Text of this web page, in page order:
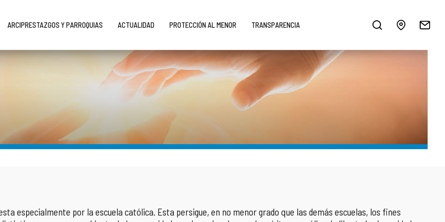
ARCIPRESTAZGOS Y PARROQUIAS ACTUALIDAD PROTECCIÓN AL MENOR TRANSPARENCIA
especialmente por la escuela católica. Esta persigue, en no menor grado que las demás escuelas, los fines